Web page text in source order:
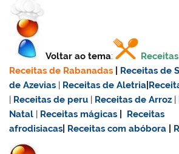
Voltar ao tema: Receitas
Receitas de Rabanadas
Receitas de
de Azevias | Receitas de Aletria
| Receitas de peru | Receitas de Arroz |
Natal | Receitas mágicas
Receitas
afrodisiacas Receitas com abóbora